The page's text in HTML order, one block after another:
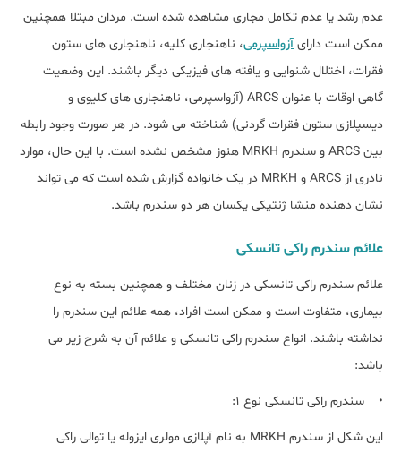
عدم رشد یا عدم تکامل مجاری مشاهده شده است. مردان مبتلا همچنین
ممکن است دارای آزواسپرمی، ناهنجاری کلیه، ناهنجاری های ستون
فقرات، اختلال شنوایی و یافته های فیزیکی دیگر باشند. این وضعیت
گاهی اوقات با عنوان ARCS (آزواسپرمی، ناهنجاری های کلیوی و
دیسپلازی ستون فقرات گردنی) شناخته می شود. در هر صورت وجود رابطه
بین ARCS و سندرم MRKH هنوز مشخص نشده است. با این حال، موارد
نادری از ARCS و MRKH در یک خانواده گزارش شده است که می تواند
نشان دهنده منشا ژنتیکی یکسان هر دو سندرم باشد.
علائم سندرم راکی تانسکی
علائم سندرم راکی تانسکی در زنان مختلف و همچنین بسته به نوع
بیماری، متفاوت است و ممکن است افراد، همه علائم این سندرم را
نداشته باشند. انواع سندرم راکی تانسکی و علائم آن به شرح زیر می
باشد:
• سندرم راکی تانسکی نوع 1:
این شکل از سندرم MRKH به نام آپلازی مولری ایزوله یا توالی راکی